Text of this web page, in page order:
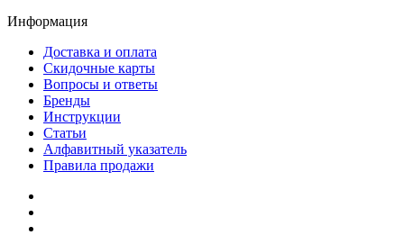
Информация
Доставка и оплата
Скидочные карты
Вопросы и ответы
Бренды
Инструкции
Статьи
Алфавитный указатель
Правила продажи